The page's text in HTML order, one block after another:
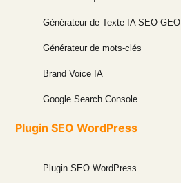
Générateur de Texte IA SEO GEO
Générateur de mots-clés
Brand Voice IA
Google Search Console
Plugin SEO WordPress
Plugin SEO WordPress